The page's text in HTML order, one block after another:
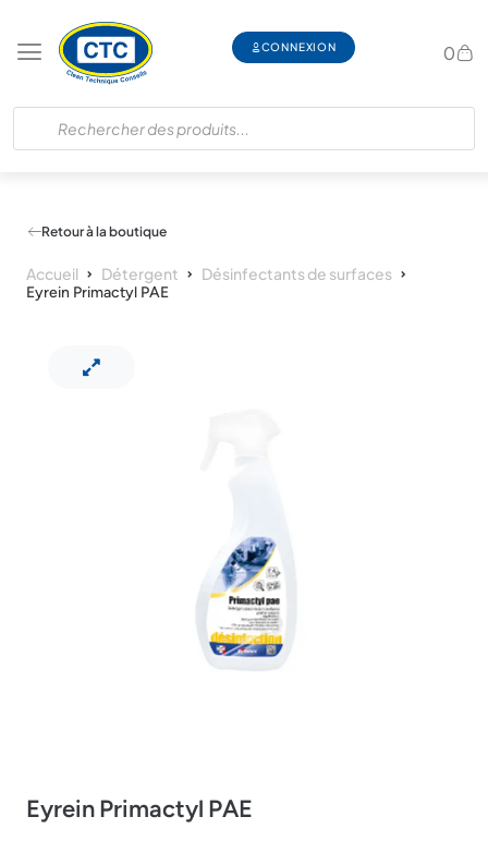
CONNEXION 0
Retour à la boutique
Accueil Détergent Désinfectants de surfaces
Eyrein Primactyl PAE
Eyrein Primactyl PAE